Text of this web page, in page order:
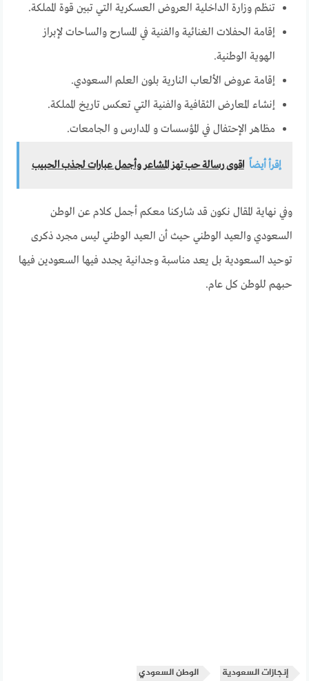
تنظم وزارة الداخلية العروض العسكرية التي تبين قوة المملكة.
إقامة الحفلات الغنائية والفنية في المسارح والساحات لإبراز
الهوية الوطنية.
إقامة عروض الألعاب النارية بلون العلم السعودي.
إنشاء المعارض الثقافية والفنية التي تعكس تاريخ المملكة.
مظاهر الإحتفال في المؤسسات و المدارس و الجامعات.
إقرأ أيضاً اقوى رسالة حب تهز المشاعر وأجمل عبارات لجذب الحبيب
وفي نهاية المقال نكون قد شاركنا معكم أجمل كلام عن الوطن
السعودي والعيد الوطني حيث أن العيد الوطني ليس مجرد ذكرى
توحيد السعودية بل يعد مناسبة وجدانية يجدد فيها السعودين فيها
حبهم للوطن كل عام.
إنجازات السعودية
الوطن السعودي